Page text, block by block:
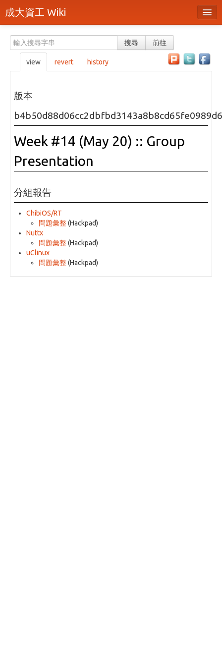
成大資工 Wiki
分類
隨機頁面
最近活動
上傳檔案
可列印版本
刪除本頁
登入 / 註冊帳號
搜尋 前往
view revert history
版本
Week #14 (May 20) :: Group
Presentation
分組報告
ChibiOS/RT
問題彙整(Hackpad)
Nuttx
問題彙整(Hackpad)
uClinux
問題彙整(Hackpad)